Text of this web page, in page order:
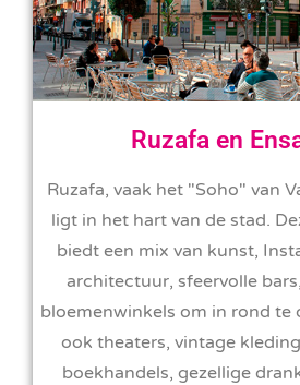
Ruzafa en
Ruzafa, vaak het "Soho" van
ligt in het hart van de stad.
biedt een mix van kunst,
architectuur, sfeervolle
bloemenwinkels om in rond te
ook theaters, vintage
boekhandels, gezellige